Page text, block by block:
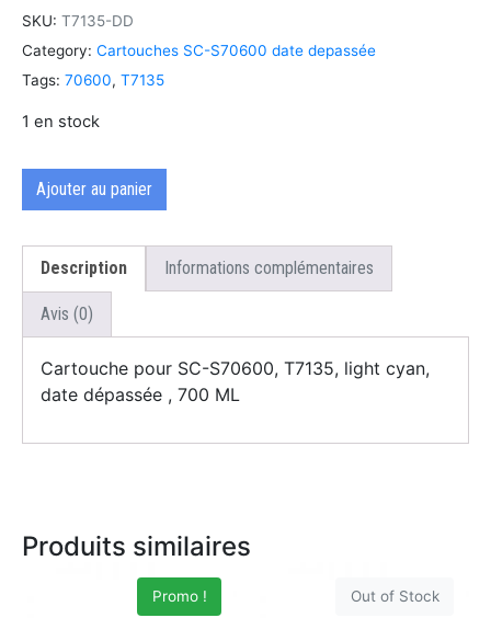
SKU: T7135-DD
Category: Cartouches SC-S70600 date depassée
Tags: 70600, T7135
1 en stock
Ajouter au panier
Description Informations complémentaires
Avis (0)
Cartouche pour SC-S70600, T7135, light cyan,
date dépassée , 700 ML
Produits similaires
Promo ! Out of Stock